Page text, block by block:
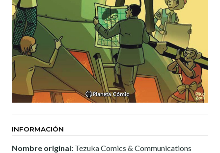
INFORMACIÓN
Nombre original: Tezuka Comics & Communications